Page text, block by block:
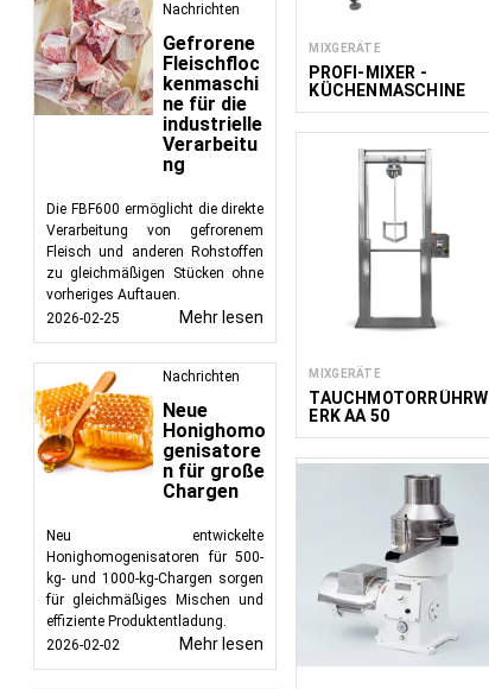
Nachrichten
Gefrorene
Fleischfloc
kenmaschi
ne für die
industrielle
Verarbeitu
ng
Die FBF600 ermöglicht die direkte
Verarbeitung von gefrorenem
Fleisch und anderen Rohstoffen
zu gleichmäßigen Stücken ohne
vorheriges Auftauen.
2026-02-25
Mehr lesen
Nachrichten
Neue
Honighomo
genisatore
n für große
Chargen
Neu entwickelte
Honighomogenisatoren für 500-
kg- und 1000-kg-Chargen sorgen
für gleichmäßiges Mischen und
effiziente Produktentladung.
2026-02-02
Mehr lesen
MIXGERÄTE
PROFI-MIXER -
KÜCHENMASCHINE
HSM 300
MIXGERÄTE
TAUCHMOTORRÜHRW
ERK AA 50